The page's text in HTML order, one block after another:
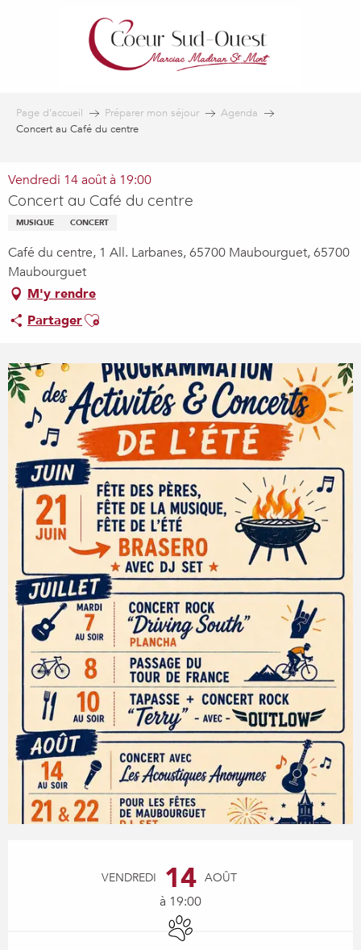
Page d’accueil Préparer mon séjour
Agenda
Concert au Café du centre
Vendredi 14 août à 19:00
Concert au Café du centre
MUSIQUE CONCERT
Café du centre, 1 All. Larbanes, 65700 Maubourguet, 65700
Maubourguet
M'y rendre
PartagerAjouter aux favoris
VENDREDI 14 AOÛT
à 19:00
Animaux acceptés